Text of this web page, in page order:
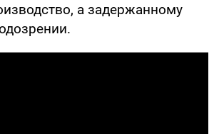
а задержанному